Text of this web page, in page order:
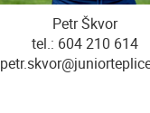
Petr Škvor
tel.: 604 210 614